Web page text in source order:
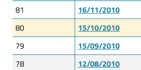
81
16/11/2010
80
15/10/2010
79
15/09/2010
78
12/08/2010